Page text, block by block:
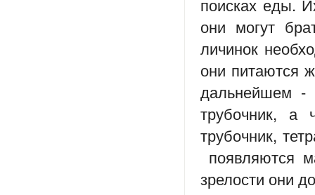
поисках еды.
они могут
личинок
они питаются
дальнейшем -
трубочник, а
трубочник,
появляются
зрелости они